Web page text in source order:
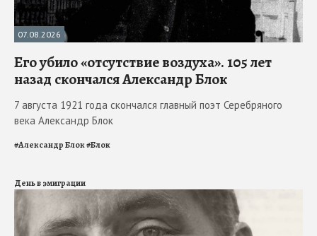
07.08.2026
Его убило «отсутствие воздуха». 105 лет
назад скончался Александр Блок
7 августа 1921 года скончался главный поэт Серебряного
века Александр Блок
#Александр Блок#Блок
День в эмиграции